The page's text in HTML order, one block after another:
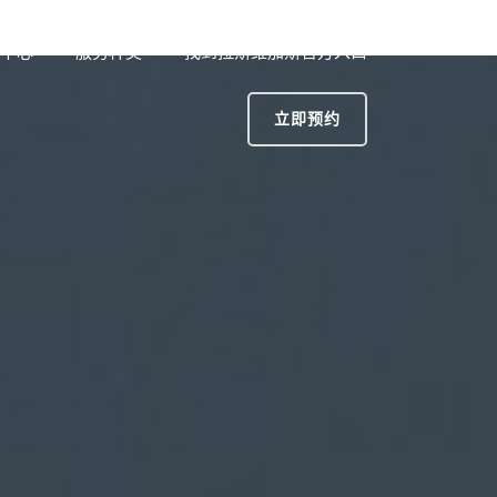
心 服务种类 找到拉斯维加斯官方入口
立即预约